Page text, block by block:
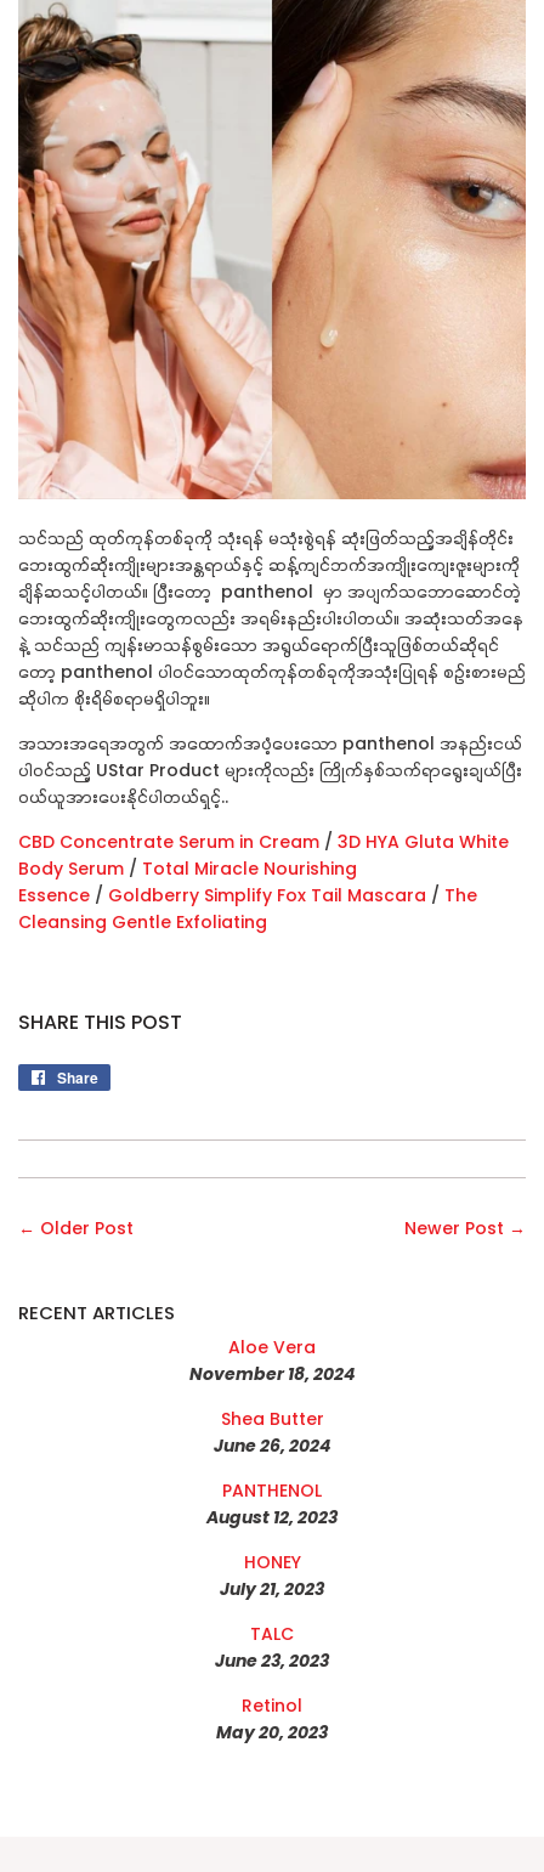
သင်သည် ထုတ်ကုန်တစ်ခုကို သုံးရန် မသုံးစွဲရန် ဆုံးဖြတ်သည့်အချိန်တိုင်း
ဘေးထွက်ဆိုးကျိုးများအန္တရာယ်နှင့် ဆန့်ကျင်ဘက်အကျိုးကျေးဇူးများကို
ချိန်ဆသင့်ပါတယ်။ ပြီးတော့ panthenol မှာ အပျက်သဘောဆောင်တဲ့
ဘေးထွက်ဆိုးကျိုးတွေကလည်း အရမ်းနည်းပါးပါတယ်။ အဆုံးသတ်အနေ
နဲ့ သင်သည် ကျန်းမာသန်စွမ်းသော အရွယ်ရောက်ပြီးသူဖြစ်တယ်ဆိုရင်
တော့ panthenol ပါဝင်သောထုတ်ကုန်တစ်ခုကိုအသုံးပြုရန် စဉ်းစားမည်
ဆိုပါက စိုးရိမ်စရာမရှိပါဘူး။
အသားအရေအတွက် အထောက်အပံ့ပေးသော panthenol အနည်းငယ်
ပါဝင်သည့် UStar Product များကိုလည်း ကြိုက်နှစ်သက်ရာရွေးချယ်ပြီး
ဝယ်ယူအားပေးနိုင်ပါတယ်ရှင့်..
CBD Concentrate Serum in Cream / 3D HYA Gluta White
Body Serum / Total Miracle Nourishing
Essence / Goldberry Simplify Fox Tail Mascara / The
Cleansing Gentle Exfoliating
SHARE THIS POST
Share
← Older Post Newer Post →
RECENT ARTICLES
Aloe Vera
November 18, 2024
Shea Butter
June 26, 2024
PANTHENOL
August 12, 2023
HONEY
July 21, 2023
TALC
June 23, 2023
Retinol
May 20, 2023